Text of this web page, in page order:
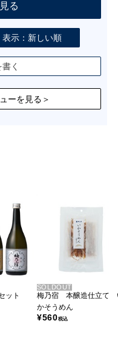
る
表示：新しい順
く
ーを見る＞
ット
SOLDOUT
梅乃宿 本醸造仕立て
かそうめん
¥560税込